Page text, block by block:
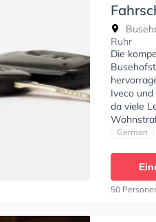
Ruhr
Die
Iveco
da viele
A2,
Klasse
W. Seidl
German
50